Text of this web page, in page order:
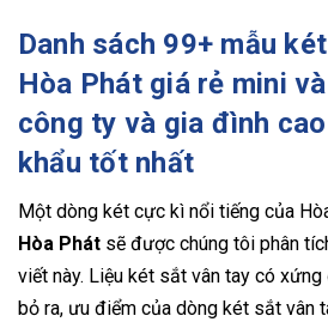
Danh sách 99+ mẫu
Hòa Phát giá rẻ mini
công ty và gia đình
khẩu tốt nhất
Một dòng két cực kì nổi tiếng của
Hòa Phát sẽ được chúng tôi phân
viết này. Liệu két sắt vân tay có
bỏ ra, ưu điểm của dòng két sắt vân